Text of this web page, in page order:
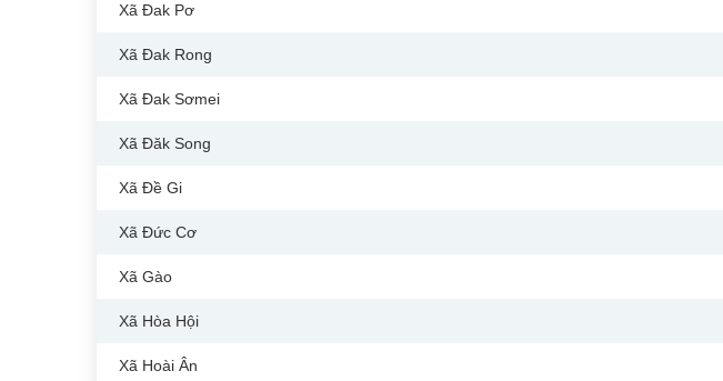
Xã Đak Pơ
Xã Đak Rong
Xã Đak Sơmei
Xã Đăk Song
Xã Đề Gi
Xã Đức Cơ
Xã Gào
Xã Hòa Hội
Xã Hoài Ân